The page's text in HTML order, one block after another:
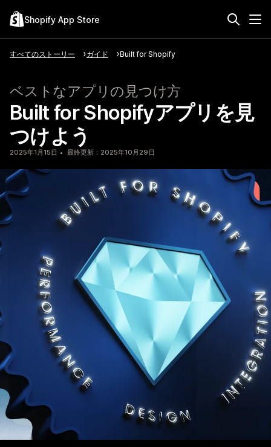
Shopify App Store
すべてのストーリー ガイド Built for Shopify
ベストなアプリの見つけ方
Built for Shopifyアプリを見
つけよう
2025年1月15日 最終更新：2025年10月29日